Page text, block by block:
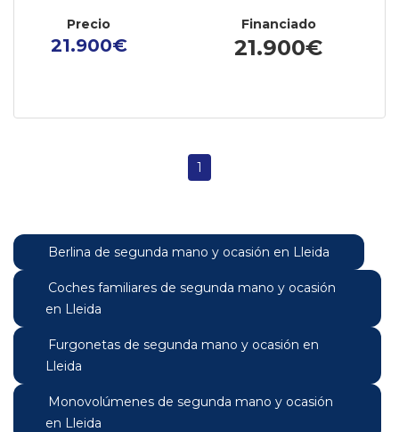
Precio
21.900€
Financiado
21.900€
1
Berlina de segunda mano y ocasión en Lleida
Coches familiares de segunda mano y ocasión
en Lleida
Furgonetas de segunda mano y ocasión en
Lleida
Monovolúmenes de segunda mano y ocasión
en Lleida